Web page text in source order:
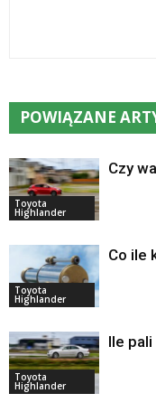
POWIĄZANE
Toyota
Highlander
Czy
Toyota
Highlander
Co ile
Toyota
Highlander
Ile pali